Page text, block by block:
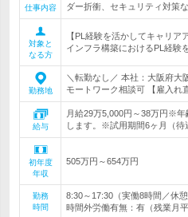
仕事内容
ダー折衝、セキュリティ対策
対象と
なる方
【PL経験を活かしてキャリ
インフラ構築におけるPL経験
勤務地
＼転勤なし／ 本社：大阪府大
モートワーク相談可 【雇入れ
給与
月給29万5,000円～38万円※
します。※試用期間6ヶ月（待
初年度
年収
505万円～654万円
勤務
時間
8:30～17:30（実働8時間／休
時間外労働有無：有（残業月